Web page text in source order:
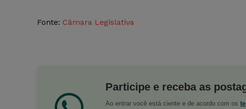
Fonte: Câmara Legislativa
Participe e receba as
Ao entrar você está ciente e de acordo com os